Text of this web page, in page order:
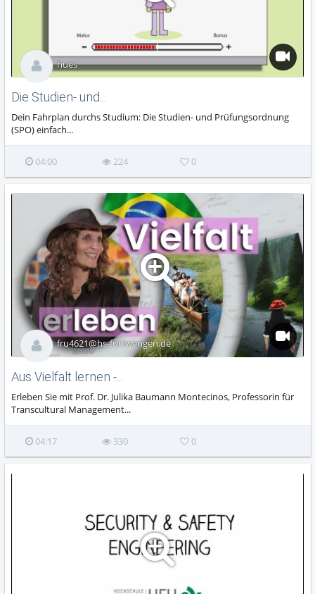
Die Studien- und...
Dein Fahrplan durchs Studium: Die Studien- und Prüfungsordnung
(SPO) einfach...
hues
04:00 224 0
Aus Vielfalt lernen -...
Erleben Sie mit Prof. Dr. Julika Baumann Montecinos, Professorin für
Transcultural Management...
fru4621@hs-furtwangen.de
04:17 330 0